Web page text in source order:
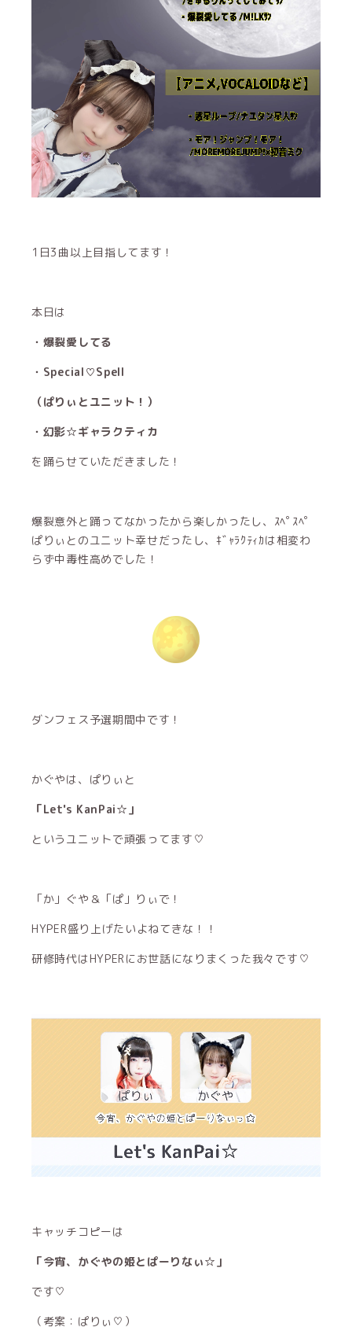
1日3曲以上目指してます！
本日は
・爆裂愛してる
・Special♡Spell
（ぱりぃとユニット！）
・幻影☆ギャラクティカ
を踊らせていただきました！
爆裂意外と踊ってなかったから楽しかったし、ｽﾍﾟｽﾍﾟ
ぱりぃとのユニット幸せだったし、ｷﾞｬﾗｸﾃｨｶは相変わ
らず中毒性高めでした！
ダンフェス予選期間中です！
かぐやは、ぱりぃと
「Let's KanPai☆」
というユニットで頑張ってます♡
「か」ぐや＆「ぱ」りぃで！
HYPER盛り上げたいよねてきな！！
研修時代はHYPERにお世話になりまくった我々です♡
キャッチコピーは
「今宵、かぐやの姫とぱーりなぃ☆」
です♡
（考案：ぱりぃ♡）